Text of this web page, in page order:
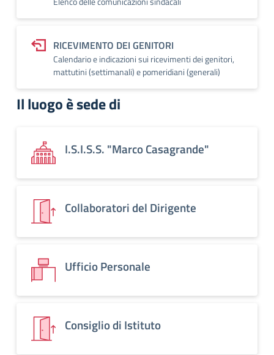
RICEVIMENTO DEI GENITORI
Calendario e indicazioni sui ricevimenti dei genitori,
mattutini (settimanali) e pomeridiani (generali)
Il luogo è sede di
I.S.I.S.S. "Marco Casagrande"
Collaboratori del Dirigente
Ufficio Personale
Consiglio di Istituto